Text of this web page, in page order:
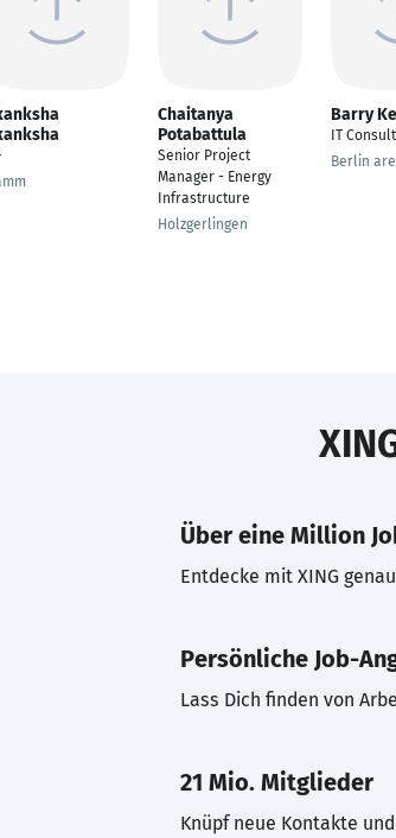
Chaitanya
Potabattula
Senior Project
Manager - Energy
Infrastructure
Holzgerlingen
Barry
IT
Berlin
Über eine Million
Entdecke mit XING
Persönliche Job-
Lass Dich finden von
21 Mio. Mitglieder
Knüpf neue Kontakte